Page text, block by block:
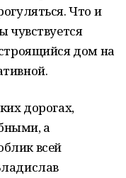
Что и
чувствуется
дом на
дорогах,
а
всей